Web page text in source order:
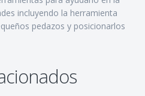
incluyendo la herramienta
pedazos y posicionarlos